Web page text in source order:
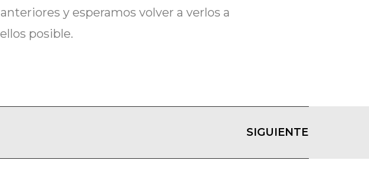
y esperamos volver a verlos a
posible.
SIGUIENTE